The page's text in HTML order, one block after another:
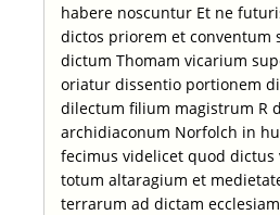
habere noscuntur Et ne
dictos priorem et conventum
dictum Thomam vicarium
oriatur dissentio portionem
dilectum filium magistrum R
archidiaconum Norfolch in
fecimus videlicet quod
totum altaragium et
terrarum ad dictam